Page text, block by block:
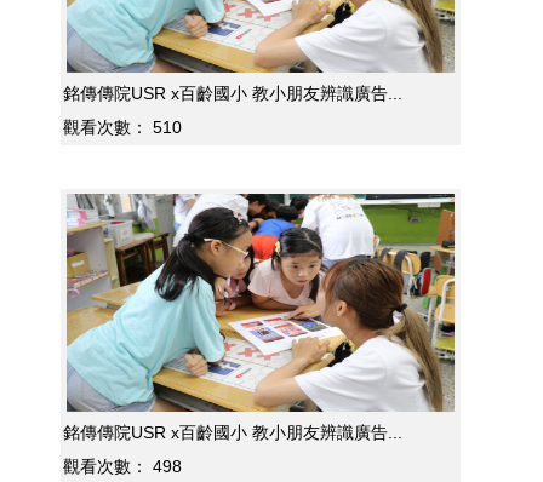
銘傳傳院USR x百齡國小 教小朋友辨識廣告...
觀看次數：
510
銘傳傳院USR x百齡國小 教小朋友辨識廣告...
觀看次數：
498